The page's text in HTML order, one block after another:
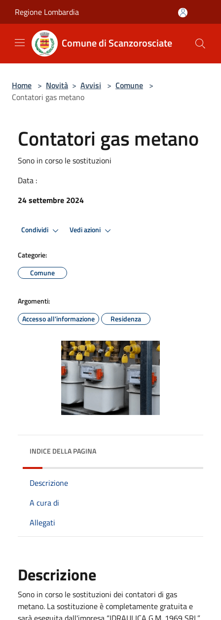
Regione Lombardia
Comune di Scanzorosciate
Home > Novità > Avvisi > Comune >
Contatori gas metano
Contatori gas metano
Sono in corso le sostituzioni
Data :
24 settembre 2024
Condividi Vedi azioni
Categorie:
Comune
Argomenti:
Accesso all'informazione
Residenza
INDICE DELLA PAGINA
Descrizione
A cura di
Allegati
Descrizione
Sono in corso le sostituzioni dei contatori di gas
metano. La sostituzione è completamente gratuita e